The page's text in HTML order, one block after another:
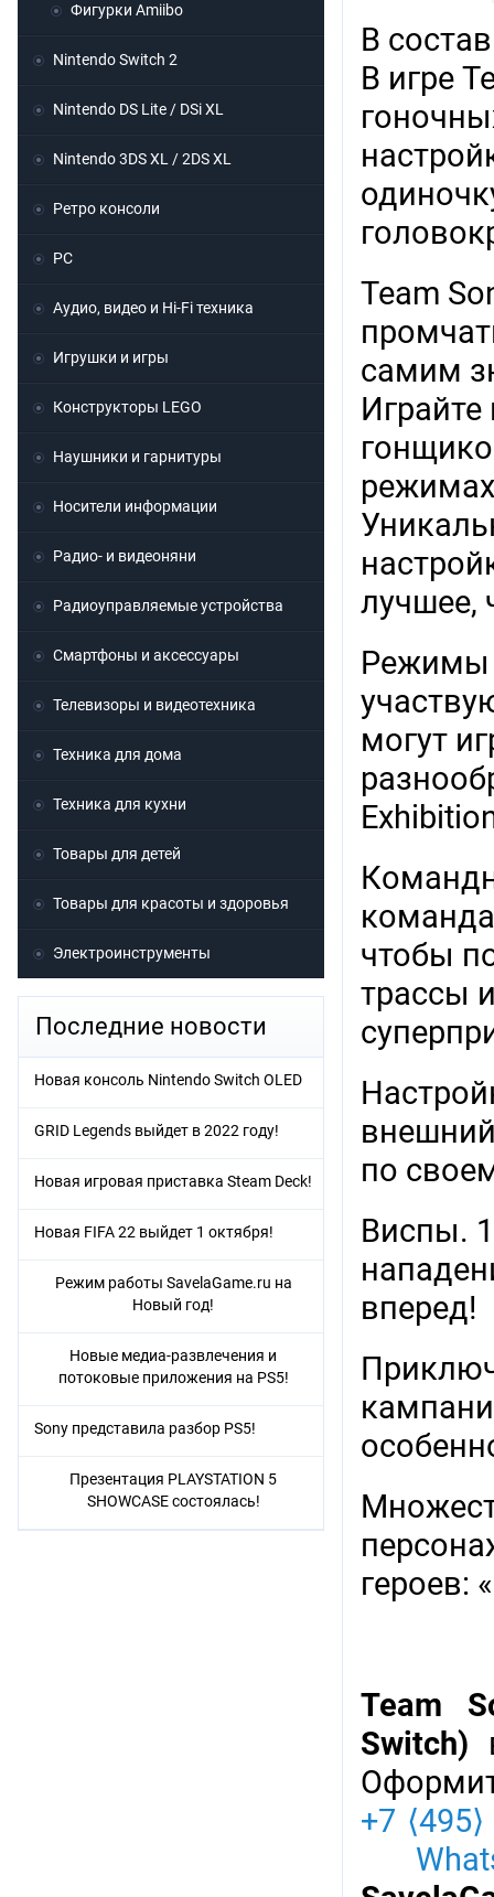
В
В игре
Team
самим
лучшее,
Режимы
могут
чтобы
трассы
по
Виспы.
вперед!
героев:
Team
Switch)
+7
Фигурки Amiibo
Nintendo Switch 2
Nintendo DS Lite / DSi XL
Nintendo 3DS XL / 2DS XL
Ретро консоли
PC
Аудио, видео и Hi-Fi техника
Игрушки и игры
Конструкторы LEGO
Наушники и гарнитуры
Носители информации
Радио- и видеоняни
Радиоуправляемые устройства
Смартфоны и аксессуары
Телевизоры и видеотехника
Техника для дома
Техника для кухни
Товары для детей
Товары для красоты и здоровья
Электроинструменты
Последние новости
Новая консоль Nintendo Switch OLED
GRID Legends выйдет в 2022 году!
Новая игровая приставка Steam Deck!
Новая FIFA 22 выйдет 1 октября!
Режим работы SavelaGame.ru на
Новый год!
Новые медиа-развлечения и
потоковые приложения на PS5!
Sony представила разбор PS5!
Презентация PLAYSTATION 5
SHOWCASE состоялась!